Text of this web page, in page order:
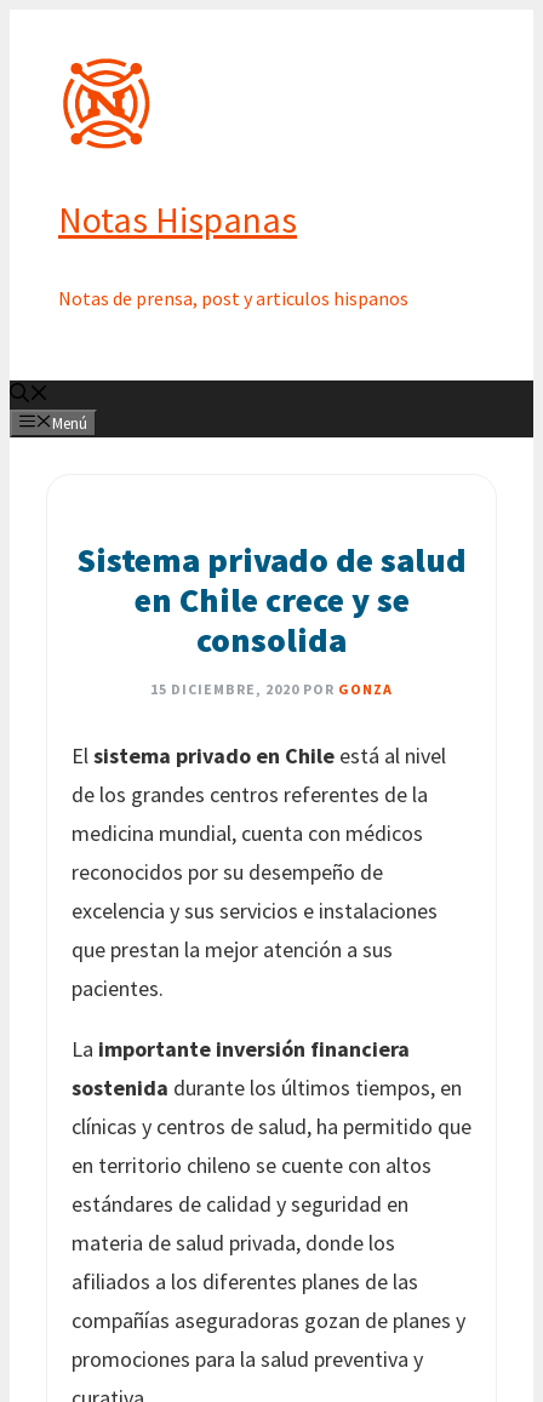
contenido
Notas Hispanas
Notas de prensa, post y articulos hispanos
Menú
Sistema privado de salud
en Chile crece y se
consolida
15 DICIEMBRE, 2020 POR GONZA
Elsistema privado en Chile está al nivel
de los grandes centros referentes de la
medicina mundial, cuenta con médicos
reconocidos por su desempeño de
excelencia y sus servicios e instalaciones
que prestan la mejor atención a sus
pacientes.
La importante inversión financiera
sostenida durante los últimos tiempos, en
clínicas y centros de salud, ha permitido que
en territorio chileno se cuente con altos
estándares de calidad y seguridad en
materia de salud privada, donde los
afiliados a los diferentes planes de las
compañías aseguradoras gozan de planes y
promociones para la salud preventiva y